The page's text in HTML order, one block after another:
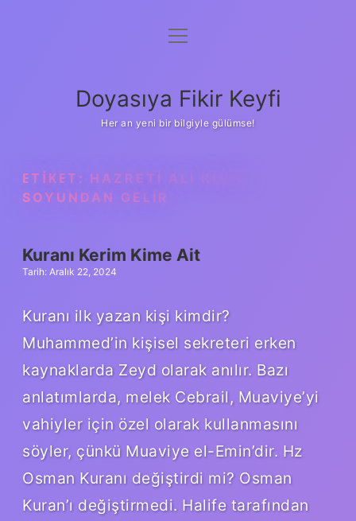
Anasayfa
Yasal Uyarı
menüyü
Doyasıya Fikir Keyfi
Her an yeni bir bilgiyle gülümse!
ETIKET: HAZRETI ALI KIMIN
SOYUNDAN GELIR
Kuranı Kerim Kime Ait
Tarih: Aralık 22, 2024
Kuranı ilk yazan kişi kimdir?
Muhammed’in kişisel sekreteri erken
kaynaklarda Zeyd olarak anılır. Bazı
anlatımlarda, melek Cebrail, Muaviye’yi
vahiyler için özel olarak kullanmasını
söyler, çünkü Muaviye el-Emin’dir. Hz
Osman Kuranı değiştirdi mi? Osman
Kuran’ı değiştirmedi. Halife tarafından